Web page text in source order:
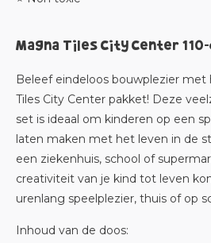
Magna Tiles City Center
Beleef eindeloos bouwplezier met
Tiles City Center pakket! Deze
set is ideaal om kinderen op een
laten maken met het leven in de
een ziekenhuis, school of
creativiteit van je kind tot leven
urenlang speelplezier, thuis of op
Inhoud van de doos: